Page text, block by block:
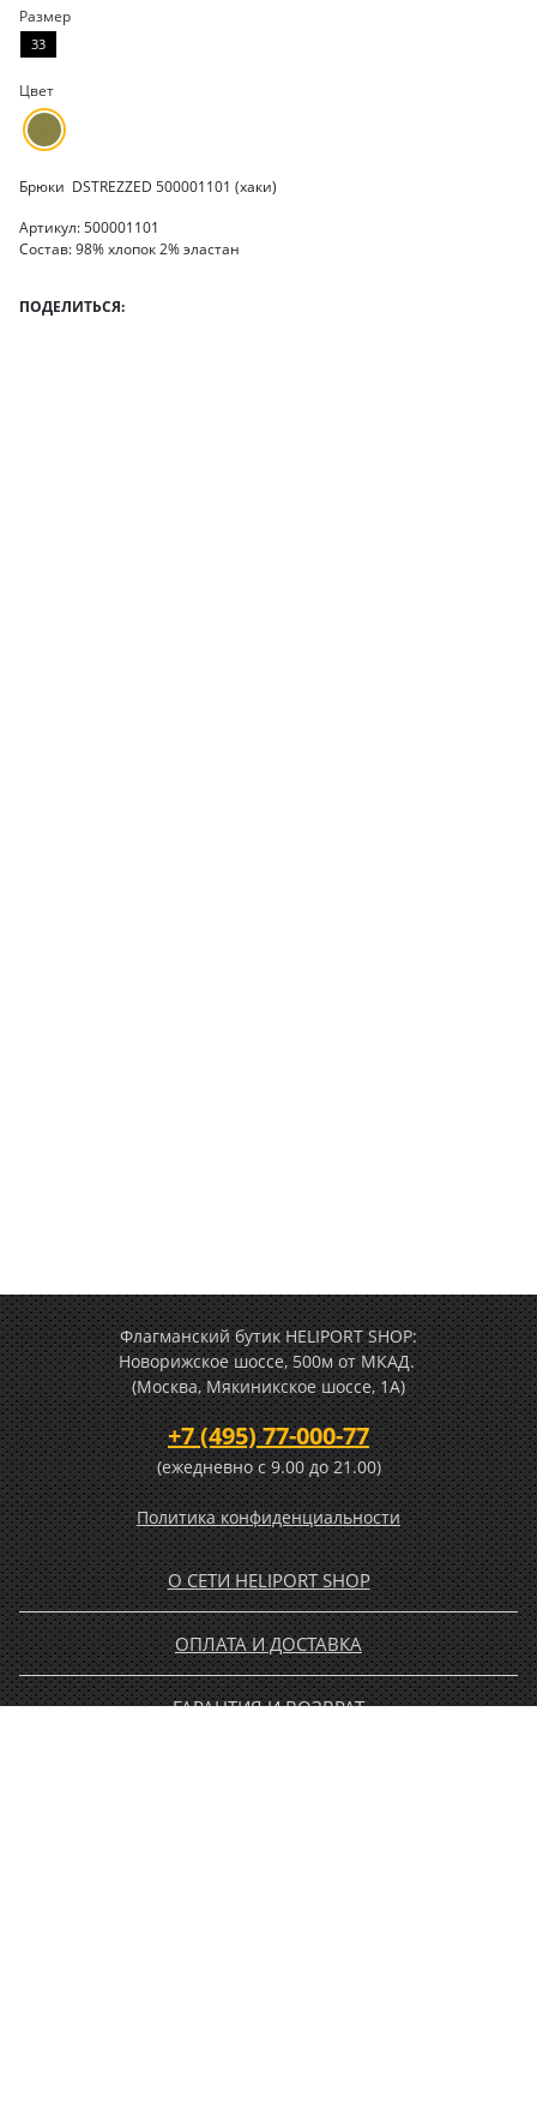
Размер
33
Цвет
Брюки DSTREZZED 500001101 (хаки)
Артикул: 500001101
Состав: 98% хлопок 2% эластан
ПОДЕЛИТЬСЯ:
Флагманский бутик HELIPORT SHOP:
Новорижское шоссе, 500м от МКАД.
(Москва, Мякиникское шоссе, 1А)
+7 (495) 77-000-77
(ежедневно c 9.00 до 21.00)
Политика конфиденциальности
О СЕТИ HELIPORT SHOP
ОПЛАТА И ДОСТАВКА
ГАРАНТИЯ И ВОЗВРАТ